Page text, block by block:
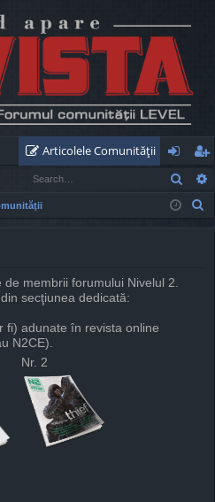
Articolele Comunităţii
og
in
eg
ist
membrii forumului Nivelul 2.
secţiunea dedicată:
fi) adunate în revista online
N2CE).
Nr. 2